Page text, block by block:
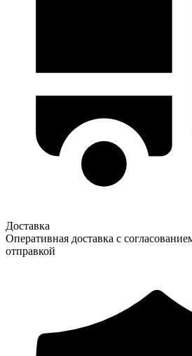
Доставка
Оперативная доставка с
отправкой